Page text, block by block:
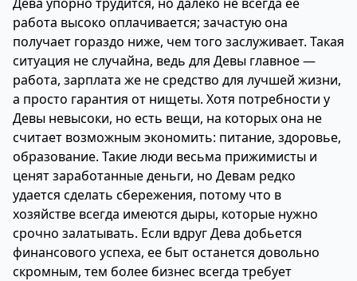
работа высоко оплачивается; зачастую она
получает гораздо ниже, чем того заслуживает. Такая
ситуация не случайна, ведь для Девы главное —
работа, зарплата же не средство для лучшей жизни,
а просто гарантия от нищеты. Хотя потребности у
Девы невысоки, но есть вещи, на которых она не
считает возможным экономить: питание, здоровье,
образование. Такие люди весьма прижимисты и
ценят заработанные деньги, но Девам редко
удается сделать сбережения, потому что в
хозяйстве всегда имеются дыры, которые нужно
срочно залатывать. Если вдруг Дева добьется
финансового успеха, ее быт останется довольно
скромным, тем более бизнес всегда требует